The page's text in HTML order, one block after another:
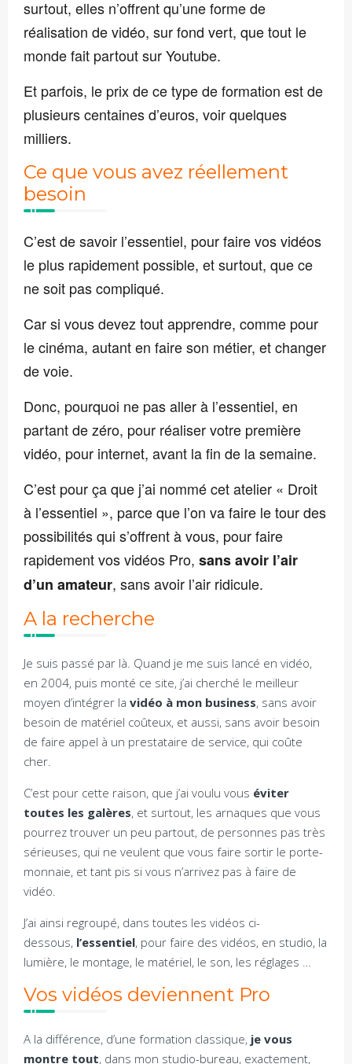
surtout, elles n’offrent qu’une forme de
réalisation de vidéo, sur fond vert, que tout le
monde fait partout sur Youtube.
Et parfois, le prix de ce type de formation est de
plusieurs centaines d’euros, voir quelques
milliers.
Ce que vous avez réellement
besoin
C’est de savoir l’essentiel, pour faire vos vidéos
le plus rapidement possible, et surtout, que ce
ne soit pas compliqué.
Car si vous devez tout apprendre, comme pour
le cinéma, autant en faire son métier, et changer
de voie.
Donc, pourquoi ne pas aller à l’essentiel, en
partant de zéro, pour réaliser votre première
vidéo, pour internet, avant la fin de la semaine.
C’est pour ça que j’ai nommé cet atelier « Droit
à l’essentiel », parce que l’on va faire le tour des
possibilités qui s’offrent à vous, pour faire
rapidement vos vidéos Pro, sans avoir l’air
d’un amateur, sans avoir l’air ridicule.
A la recherche
Je suis passé par là. Quand je me suis lancé en vidéo,
en 2004, puis monté ce site, j’ai cherché le meilleur
moyen d’intégrer la vidéo à mon business, sans avoir
besoin de matériel coûteux, et aussi, sans avoir besoin
de faire appel à un prestataire de service, qui coûte
cher.
C’est pour cette raison, que j’ai voulu vous éviter
toutes les galères, et surtout, les arnaques que vous
pourrez trouver un peu partout, de personnes pas très
sérieuses, qui ne veulent que vous faire sortir le porte-
monnaie, et tant pis si vous n’arrivez pas à faire de
vidéo.
J’ai ainsi regroupé, dans toutes les vidéos ci-
dessous, l’essentiel, pour faire des vidéos, en studio, la
lumière, le montage, le matériel, le son, les réglages …
Vos vidéos deviennent Pro
A la différence, d’une formation classique, je vous
montre tout, dans mon studio-bureau, exactement,